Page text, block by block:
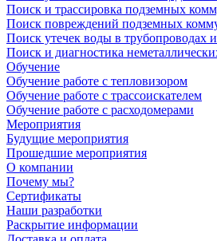
Поиск и трассировка подземных
Поиск повреждений подземных
Поиск утечек воды в трубопроводах
Поиск и диагностика
Обучение
Обучение работе с тепловизором
Обучение работе с трассоискателем
Обучение работе с расходомерами
Мероприятия
Будущие мероприятия
Прошедшие мероприятия
О компании
Почему мы?
Сертификаты
Наши разработки
Раскрытие информации